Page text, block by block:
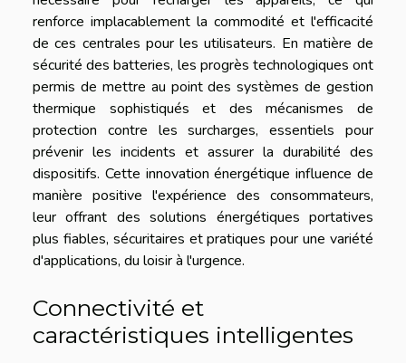
renforce implacablement la commodité et l'efficacité
de ces centrales pour les utilisateurs. En matière de
sécurité des batteries, les progrès technologiques ont
permis de mettre au point des systèmes de gestion
thermique sophistiqués et des mécanismes de
protection contre les surcharges, essentiels pour
prévenir les incidents et assurer la durabilité des
dispositifs. Cette innovation énergétique influence de
manière positive l'expérience des consommateurs,
leur offrant des solutions énergétiques portatives
plus fiables, sécuritaires et pratiques pour une variété
d'applications, du loisir à l'urgence.
Connectivité et
caractéristiques intelligentes